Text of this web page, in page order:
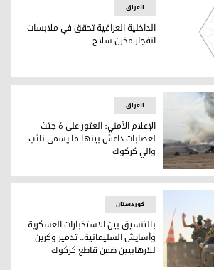
تحقق في ملابسات انفجار مخزن سلاح
العراق
الداخلية العراقية تحقق في ملابسات
انفجار مخزن سلاح
نائب والي كركوك
العراق
الإعلام الأمني: العثور على 6 جثث
لعصابات داعش بينها ما يسمى نائب
والي كركوك
کوردستان
بالتنسيق بين الاستخبارات العسكرية
وأسايش السليمانية.. تدمير وكرين
للارهابيين ضمن قاطع كركوك